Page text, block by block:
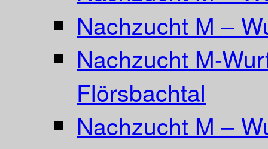
Nachzucht M –
Nachzucht M-
Flörsbachtal
Nachzucht M –